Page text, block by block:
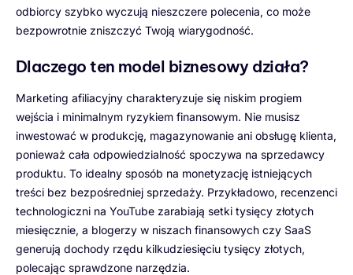
odbiorcy szybko wyczują nieszczere polecenia, co może
bezpowrotnie zniszczyć Twoją wiarygodność.
Dlaczego ten model biznesowy działa?
Marketing afiliacyjny charakteryzuje się niskim progiem
wejścia i minimalnym ryzykiem finansowym. Nie musisz
inwestować w produkcję, magazynowanie ani obsługę klienta,
ponieważ cała odpowiedzialność spoczywa na sprzedawcy
produktu. To idealny sposób na monetyzację istniejących
treści bez bezpośredniej sprzedaży. Przykładowo, recenzenci
technologiczni na YouTube zarabiają setki tysięcy złotych
miesięcznie, a blogerzy w niszach finansowych czy SaaS
generują dochody rzędu kilkudziesięciu tysięcy złotych,
polecając sprawdzone narzędzia.